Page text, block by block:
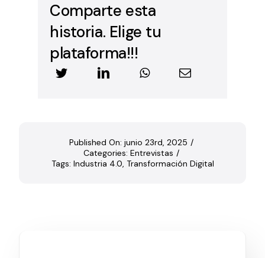
Comparte esta
historia. Elige tu
plataforma!!!
Published On: junio 23rd, 2025 /
Categories: Entrevistas /
Tags: Industria 4.0, Transformación Digital